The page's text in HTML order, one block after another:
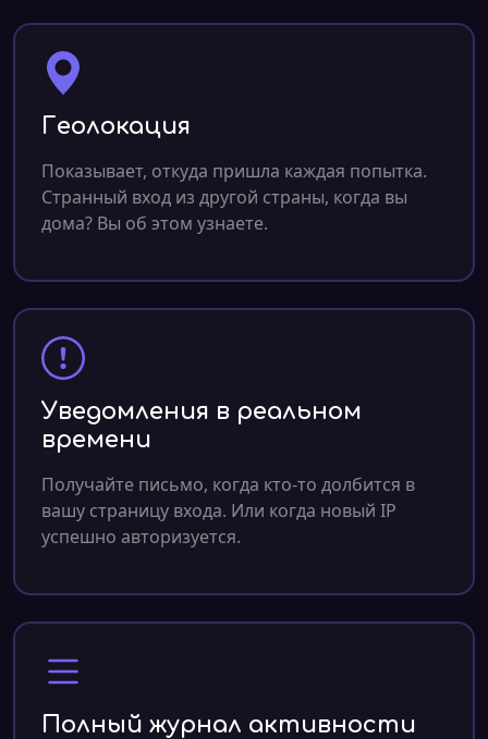
Геолокация
Показывает, откуда пришла каждая попытка.
Странный вход из другой страны, когда вы
дома? Вы об этом узнаете.
Уведомления в реальном
времени
Получайте письмо, когда кто-то долбится в
вашу страницу входа. Или когда новый IP
успешно авторизуется.
Полный журнал активности